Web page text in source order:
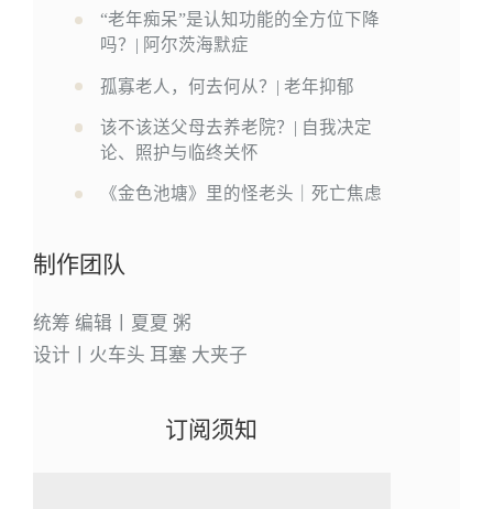
“老年痴呆”是认知功能的全方位下降
吗？| 阿尔茨海默症
孤寡老人，何去何从？| 老年抑郁
该不该送父母去养老院？| 自我决定
论、照护与临终关怀
《金色池塘》里的怪老头｜死亡焦虑
制作团队
统筹 编辑丨夏夏 粥
设计丨火车头 耳塞 大夹子
订阅须知